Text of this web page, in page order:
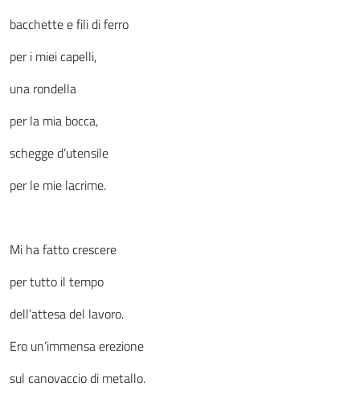
bacchette e fili di ferro
per i miei capelli,
una rondella
per la mia bocca,
schegge d’utensile
per le mie lacrime.
Mi ha fatto crescere
per tutto il tempo
dell’attesa del lavoro.
Ero un’immensa erezione
sul canovaccio di metallo.